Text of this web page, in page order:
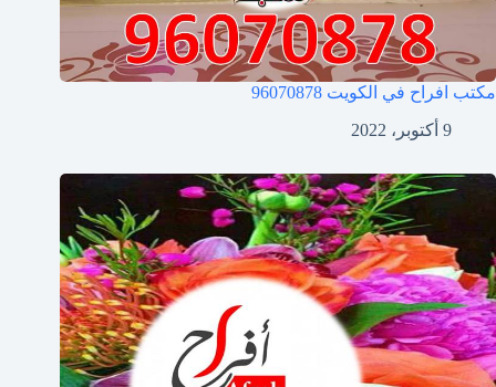
مكتب افراح في الكويت 96070878
9 أكتوبر، 2022